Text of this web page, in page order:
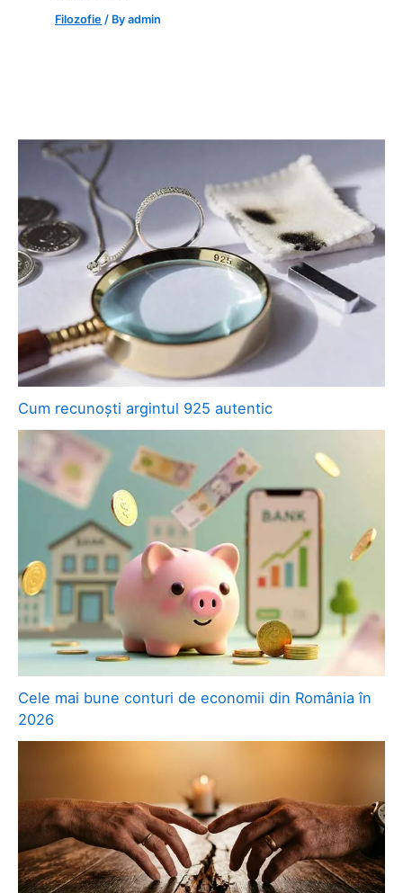
Filozofie / Byadmin
Cum recunoști argintul 925 autentic
Cele mai bune conturi de economii din România în
2026